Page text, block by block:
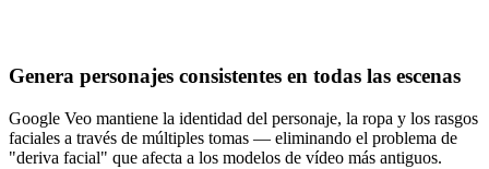
Genera personajes consistentes en todas las escenas
Google Veo mantiene la identidad del personaje, la ropa y los rasgos
faciales a través de múltiples tomas — eliminando el problema de
"deriva facial" que afecta a los modelos de vídeo más antiguos.